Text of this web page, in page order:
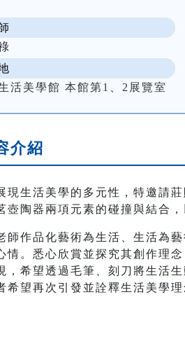
活美學館 本館第1、2展覽室
介紹
現生活美學的多元性，特邀請
壺陶器兩項元素的碰撞與結合
師作品化藝術為生活、生活為
情。悉心欣賞並探究其創作理
，希望透過毛筆、刻刀將生活
希望再次引發並詮釋生活美學